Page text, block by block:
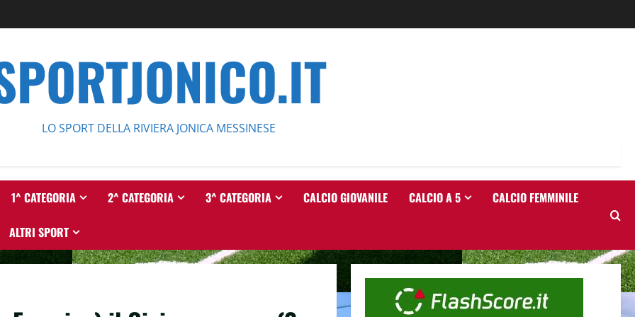
LO SPORT DELLA RIVIERA JONICA MESSINESE
1^ CATEGORIA 2^ CATEGORIA 3^ CATEGORIA CALCIO GIOVANILE CALCIO A 5 CALCIO FEMMINILE
ALTRI SPORT